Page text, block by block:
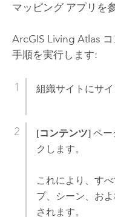
マッピング アプリを
ArcGIS Living Atlas
手順を実行します:
組織サイトにサイ
[コンテンツ]ペー
クします。
これにより、す
プ、シーン、お
されます。